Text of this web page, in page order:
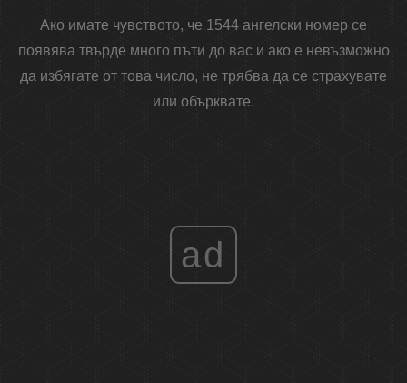
Ако имате чувството, че 1544 ангелски номер се
появява твърде много пъти до вас и ако е невъзможно
да избягате от това число, не трябва да се страхувате
или обърквате.
ad